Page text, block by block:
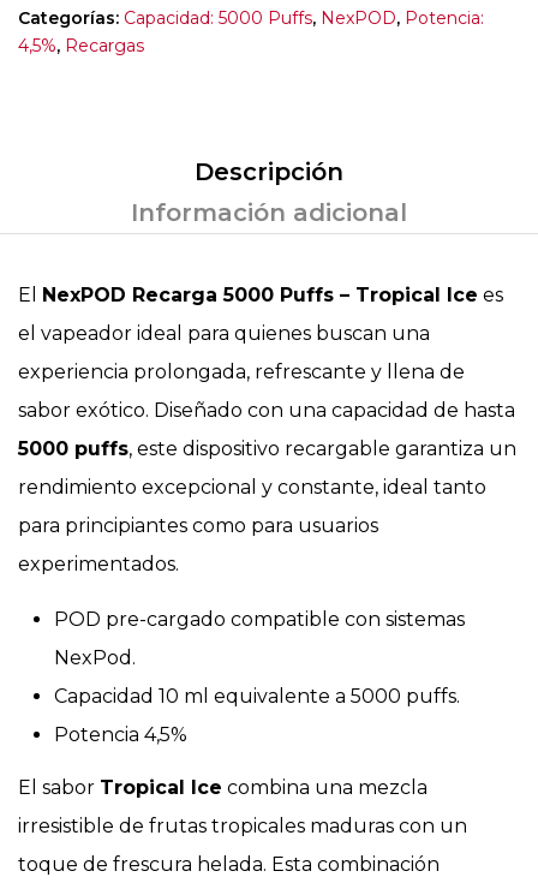
Categorías: Capacidad: 5000 Puffs, NexPOD, Potencia:
4,5%, Recargas
Descripción
Información adicional
El NexPOD Recarga 5000 Puffs – Tropical Ice es
el vapeador ideal para quienes buscan una
experiencia prolongada, refrescante y llena de
sabor exótico. Diseñado con una capacidad de hasta
5000 puffs, este dispositivo recargable garantiza un
rendimiento excepcional y constante, ideal tanto
para principiantes como para usuarios
experimentados.
POD pre-cargado compatible con sistemas
NexPod.
Capacidad 10 ml equivalente a 5000 puffs.
Potencia 4,5%
El sabor Tropical Ice combina una mezcla
irresistible de frutas tropicales maduras con un
toque de frescura helada. Esta combinación